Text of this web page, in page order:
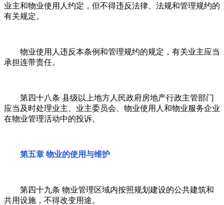
业主和物业使用人约定，但不得违反法律、法规和管理规约的
有关规定。
物业使用人违反本条例和管理规约的规定，有关业主应当
承担连带责任。
第四十八条 县级以上地方人民政府房地产行政主管部门
应当及时处理业主、业主委员会、物业使用人和物业服务企业
在物业管理活动中的投诉。
第五章 物业的使用与维护
第四十九条 物业管理区域内按照规划建设的公共建筑和
共用设施，不得改变用途。